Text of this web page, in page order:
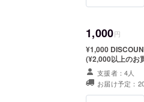
1,000円
¥1,000
(¥2,000以上のお
支援者：4人
お届け予定：